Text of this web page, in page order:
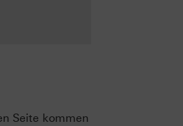
Seite kommen